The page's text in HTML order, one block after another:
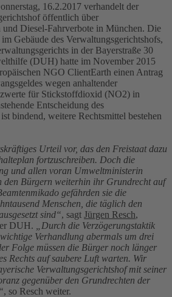
16.2.2017 verhandelt der
öffentlich über
und Diesel-Fahrverbote in München. Die
Gebäude des Verwaltungsgerichtshofs,
in der Bayerstraße 30
(DUH) hatte im November 2015
NGO ClientEarth einen Antrag
wegen anhaltender
für Stickstoffdioxid (NO2) in
Entscheidung des
bindend, weitere Rechtsmittel bestehen
Urteil vor, das den Freistaat dazu
fortzuschreiben. Doch die
und allen voran Umweltministerin
den Bürgern weiterhin ihr Grundrecht auf
gefährden sie die
Menschen, die täglich den
sind“, sagt Jürgen Resch,
DUH. „Durch die Verzögerungstaktik
Verhandlung abermals um drei
Folge müssen die Bürger noch länger
Rechts auf saubere Luft warten. Wir
Verwaltungsgerichtshof mit seiner
gegenüber den Grundrechten der
, so Resch weiter.